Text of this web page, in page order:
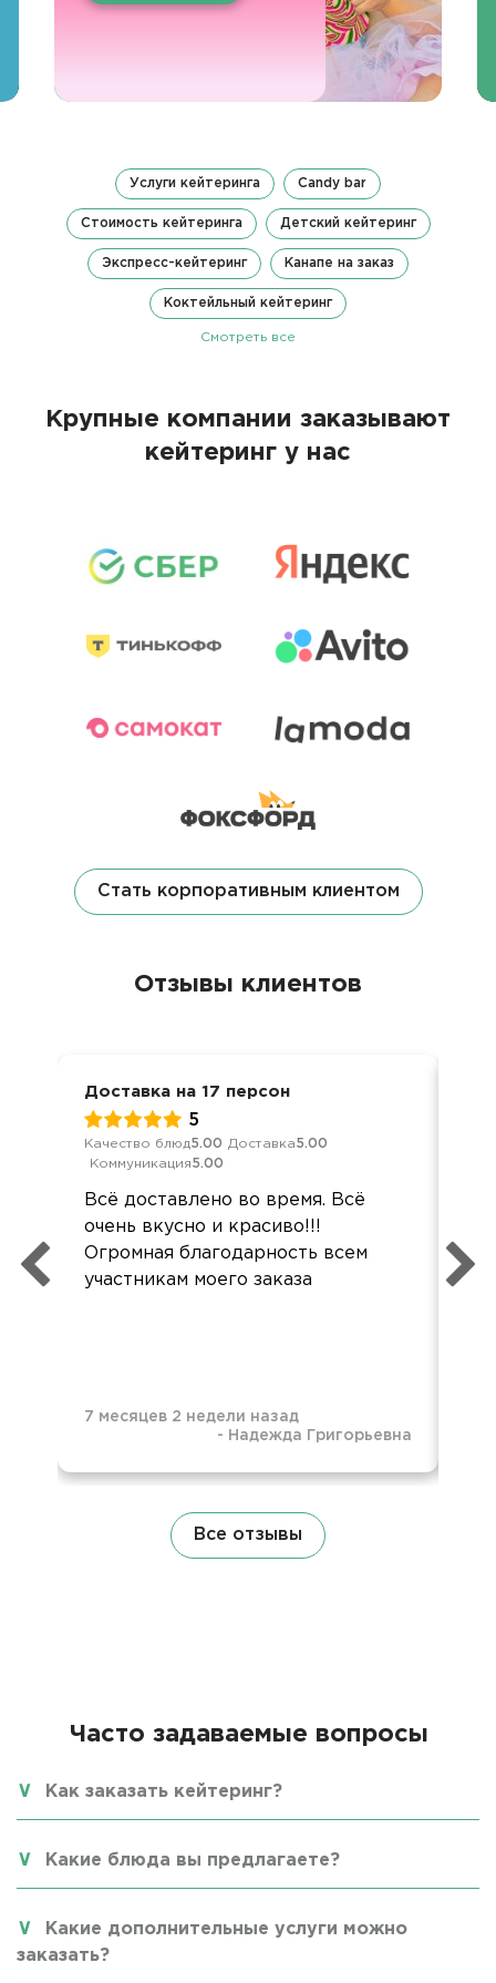
Услуги кейтеринга Candy bar
Стоимость кейтеринга Детский кейтеринг
Экспресс-кейтеринг Канапе на заказ
Коктейльный кейтеринг
Смотреть все
Крупные компании заказывают
кейтеринг у нас
Стать корпоративным клиентом
Отзывы клиентов
Доставка на 17 персон
5
Качество блюд5.00 Доставка5.00
Коммуникация5.00
Всё доставлено во время. Всё
очень вкусно и красиво!!!
Огромная благодарность всем
участникам моего заказа
7 месяцев 2 недели назад
- Надежда Григорьевна
Все отзывы
Часто задаваемые вопросы
Как заказать кейтеринг?
Какие блюда вы предлагаете?
Какие дополнительные услуги можно
заказать?